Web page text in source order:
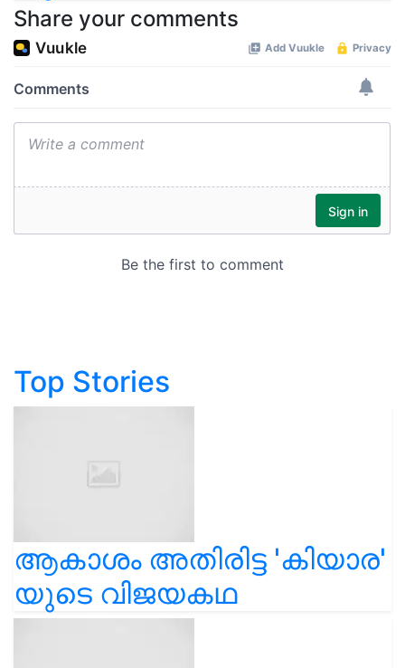
Share your comments
Top Stories
ആകാശം അതിരിട്ട 'കിയാര'
യുടെ വിജയകഥ